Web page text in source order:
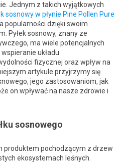
Jednym z takich wyjątkowych
sosnowy w płynie Pine Pollen Pure
popularności dzięki swoim
Pyłek sosnowy, znany ze
ma wiele potencjalnych
układu
fizycznej oraz wpływ na
artykule przyjrzymy się
jego zastosowaniom, jak
on wpływać na nasze zdrowie i
sosnowego
produktem pochodzącym z drzew
ekosystemach leśnych.